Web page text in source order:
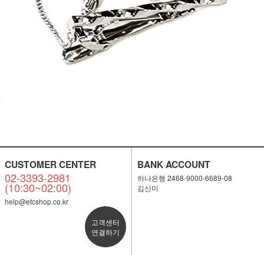
CUSTOMER CENTER
02-3393-2981
(10:30~02:00)
help@etcshop.co.kr
고객센터
연결하기
BANK ACCOUNT
하나은행 2468-9000-6689-08
김신미